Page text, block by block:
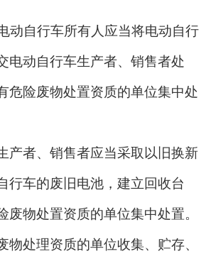
动自行车所有人应当将电动自行
电动自行车生产者、销售者处
危险废物处置资质的单位集中处
产者、销售者应当采取以旧换新
行车的废旧电池，建立回收台
废物处置资质的单位集中处置。
物处理资质的单位收集、贮存、